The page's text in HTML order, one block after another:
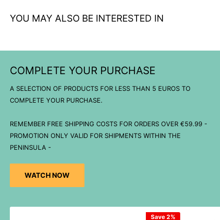
YOU MAY ALSO BE INTERESTED IN
COMPLETE YOUR PURCHASE
A SELECTION OF PRODUCTS FOR LESS THAN 5 EUROS TO
COMPLETE YOUR PURCHASE.
REMEMBER FREE SHIPPING COSTS FOR ORDERS OVER €59.99 -
PROMOTION ONLY VALID FOR SHIPMENTS WITHIN THE
PENINSULA -
WATCH NOW
Save 2%